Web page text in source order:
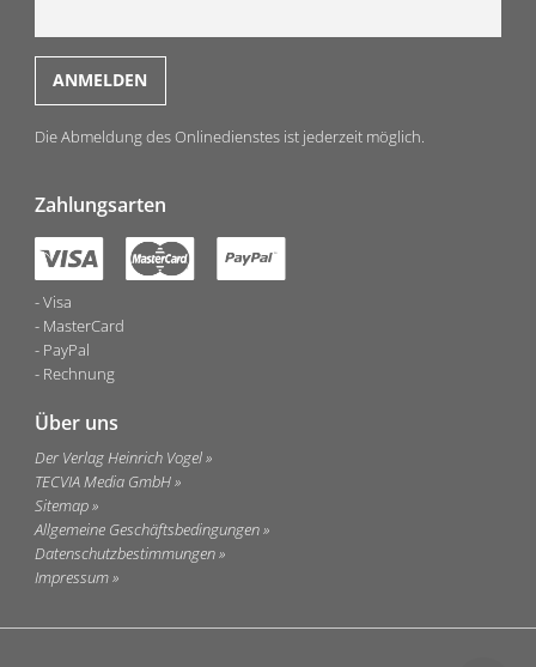
Die Abmeldung des Onlinedienstes ist jederzeit möglich.
Zahlungsarten
Visa
MasterCard
PayPal
Rechnung
Über uns
Der Verlag Heinrich Vogel
TECVIA Media GmbH
Sitemap
Allgemeine Geschäftsbedingungen
Datenschutzbestimmungen
Impressum